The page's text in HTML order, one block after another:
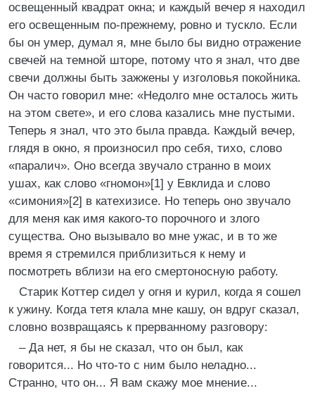
освещенный квадрат окна; и каждый вечер я находил
его освещенным по-прежнему, ровно и тускло. Если
бы он умер, думал я, мне было бы видно отражение
свечей на темной шторе, потому что я знал, что две
свечи должны быть зажжены у изголовья покойника.
Он часто говорил мне: «Недолго мне осталось жить
на этом свете», и его слова казались мне пустыми.
Теперь я знал, что это была правда. Каждый вечер,
глядя в окно, я произносил про себя, тихо, слово
«паралич». Оно всегда звучало странно в моих
ушах, как слово «гномон»[1] у Евклида и слово
«симония»[2] в катехизисе. Но теперь оно звучало
для меня как имя какого-то порочного и злого
существа. Оно вызывало во мне ужас, и в то же
время я стремился приблизиться к нему и
посмотреть вблизи на его смертоносную работу.
Старик Коттер сидел у огня и курил, когда я сошел
к ужину. Когда тетя клала мне кашу, он вдруг сказал,
словно возвращаясь к прерванному разговору:
– Да нет, я бы не сказал, что он был, как
говорится... Но что-то с ним было неладно...
Странно, что он... Я вам скажу мое мнение...